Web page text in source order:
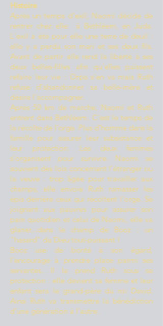
Histoire
Après un temps d'exil, Naomi décide de
rentrer chez elle à Bethléem, en Juda.
L'exil a été pour elle une terre de deuil :
elle y a perdu son mari et ses deux fils.
Avant de partir elle rend la liberté à ses
deux belles-filles afin qu'elles puissent
refaire leur vie : Orpa s'en va mais Ruth
refuse d'abandonner sa belle-mère et
désire l'accompagner.
Après 50 km de marche, Naomi et Ruth
entrent dans Bethléem. C'est le temps de
la récolte de l’orge. Plus d’homme dans la
famille pour assurer leur subsistance et
leur protection. Les deux femmes
s'organisent pour survivre. Naomi se
souvient des lois concernant l'étranger ou
la veuve : trop âgée pour travailler aux
champs, elle envoie Ruth ramasser les
épis derrière ceux qui récoltent l'orge. Se
joignant aux pauvres pour assurer son
pain quotidien et celui de Naomi, elle va
glaner...dans le champ de Booz : un
"hasard" du Dieu tout-puissant !
Booz use de bonté à son égard,
l’encourage à prendre place parmi ses
servantes. Il la prend Ruth sous sa
protection : elle devient sa femme et leur
enfant sera le grand-père du roi David.
Ainsi Ruth va transmettre la bénédiction
d’une génération à l’autre.